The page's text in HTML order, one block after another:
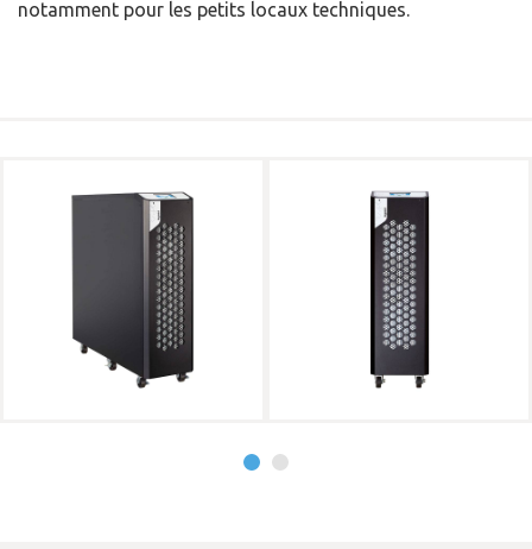
notamment pour les petits locaux techniques.